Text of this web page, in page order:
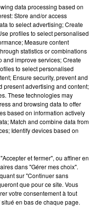
de nous donner
sur le bouton ci-
autres au Parc animalier de...
pour voir l’éclipse
Metz part à la recherche de...
pour l'OGC Nice
feu d’artifice
data processing based on
Store and/or access
to select advertising; Create
profiles to select personalised
Measure content
statistics or combinations
and improve services; Create
to select personalised
Ensure security, prevent and
present advertising and content;
These technologies may
and browsing data to offer
based on information actively
Match and combine data from
Identify devices based on
et fermer", ou affiner en
dans "Gérer mes choix".
sur "Continuer sans
que pour ce site. Vous
votre consentement à tout
en bas de chaque page.